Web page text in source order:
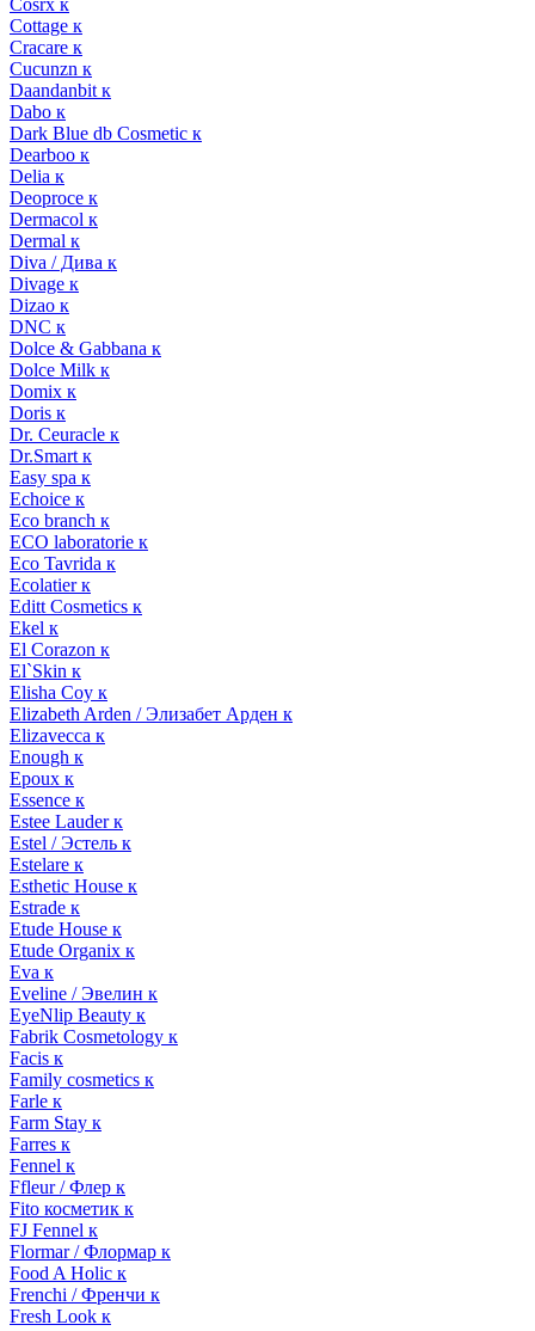
Cosrx к
Cottage к
Cracare к
Cucunzn к
Daandanbit к
Dabo к
Dark Blue db Cosmetic к
Dearboo к
Delia к
Deoproce к
Dermacol к
Dermal к
Diva / Дива к
Divage к
Dizao к
DNC к
Dolce & Gabbana к
Dolce Milk к
Domix к
Doris к
Dr. Ceuracle к
Dr.Smart к
Easy spa к
Echoice к
Eco branch к
ECO laboratorie к
Eco Tavrida к
Ecolatier к
Editt Cosmetics к
Ekel к
El Corazon к
El`Skin к
Elisha Coy к
Elizabeth Arden / Элизабет Арден к
Elizavecca к
Enough к
Epoux к
Essence к
Estee Lauder к
Estel / Эстель к
Estelare к
Esthetic House к
Estrade к
Etude House к
Etude Organix к
Eva к
Eveline / Эвелин к
EyeNlip Beauty к
Fabrik Cosmetology к
Facis к
Family cosmetics к
Farle к
Farm Stay к
Farres к
Fennel к
Ffleur / Флер к
Fito косметик к
FJ Fennel к
Flormar / Флормар к
Food A Holic к
Frenchi / Френчи к
Fresh Look к